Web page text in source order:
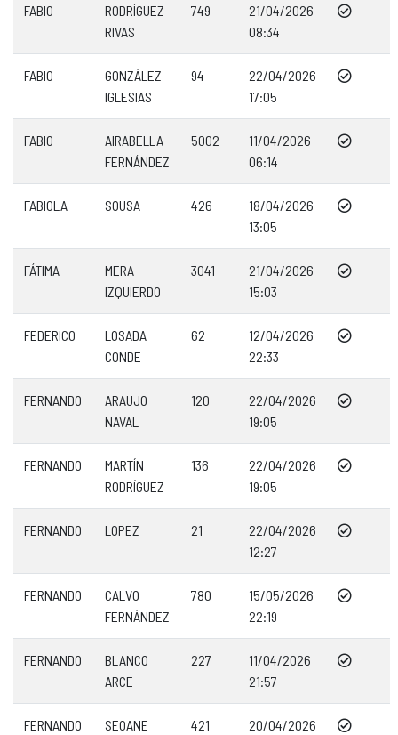
FABIO
RODRÍGUEZ
RIVAS
749
21/04/2026
08:34
FABIO
GONZÁLEZ
IGLESIAS
94
22/04/2026
17:05
FABIO
AIRABELLA
FERNÁNDEZ
5002
11/04/2026
06:14
FABIOLA SOUSA 426
18/04/2026
13:05
FÁTIMA
MERA
IZQUIERDO
3041
21/04/2026
15:03
FEDERICO
LOSADA
CONDE
62
12/04/2026
22:33
FERNANDO
ARAUJO
NAVAL
120
22/04/2026
19:05
FERNANDO
MARTÍN
RODRÍGUEZ
136
22/04/2026
19:05
FERNANDO LOPEZ 21
22/04/2026
12:27
FERNANDO
CALVO
FERNÁNDEZ
780
15/05/2026
22:19
FERNANDO
BLANCO
ARCE
227
11/04/2026
21:57
FERNANDO
SEOANE
421
20/04/2026